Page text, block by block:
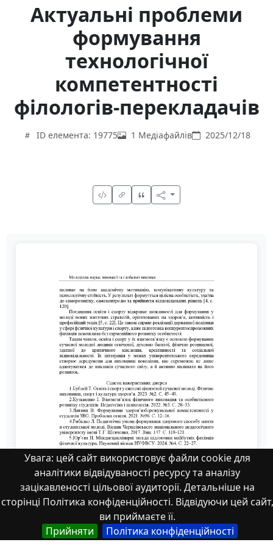
Увага: цей сайт використовує файли cookie для
аналітики відвідуваності ресурсу та аналізу
зацікавленості цільової аудиторії. Детальніше на
сторінці Політика конфіденційності. Відвідуючи цей сайт,
ви приймаєте її.
Прийняти
Політика конфіденційності
Актуальні проблеми
формування
технологічної
компетентності
філологів-перекладачів
ID елемента: 19775 1 Медіафайлів 2025/12/18